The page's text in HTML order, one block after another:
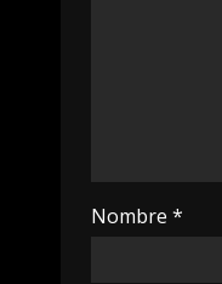
Nombre *